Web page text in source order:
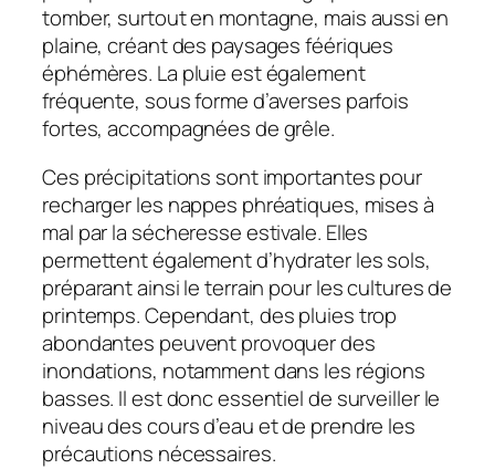
tomber, surtout en montagne, mais aussi en
plaine, créant des paysages féériques
éphémères. La pluie est également
fréquente, sous forme d’averses parfois
fortes, accompagnées de grêle.
Ces précipitations sont importantes pour
recharger les nappes phréatiques, mises à
mal par la sécheresse estivale. Elles
permettent également d’hydrater les sols,
préparant ainsi le terrain pour les cultures de
printemps. Cependant, des pluies trop
abondantes peuvent provoquer des
inondations, notamment dans les régions
basses. Il est donc essentiel de surveiller le
niveau des cours d’eau et de prendre les
précautions nécessaires.